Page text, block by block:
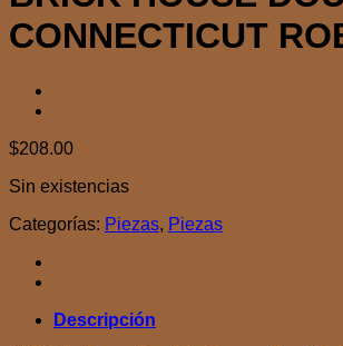
CONNECTICUT
$208.00
Sin existencias
Categorías: Piezas, Piezas
Descripción